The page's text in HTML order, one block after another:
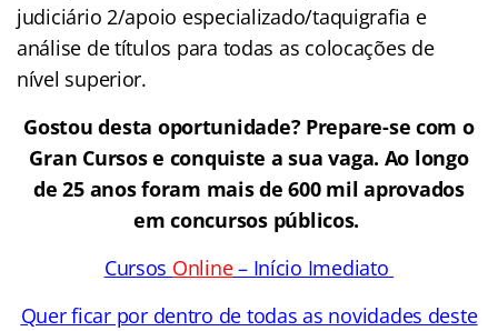
judiciário 2/apoio especializado/taquigrafia e
análise de títulos para todas as colocações de
nível superior.
Gostou desta oportunidade? Prepare-se com o
Gran Cursos e conquiste a sua vaga. Ao longo
de 25 anos foram mais de 600 mil aprovados
em concursos públicos.
Cursos Online– Início Imediato
Quer ficar por dentro de todas as novidades deste